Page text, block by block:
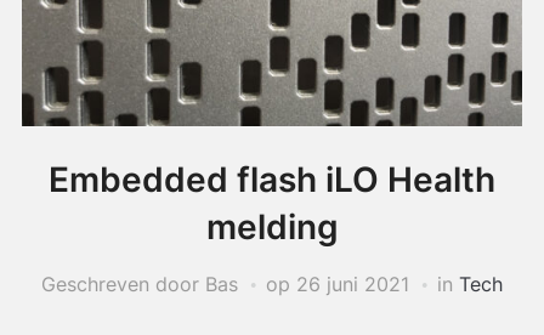
Embedded flash iLO Health
melding
Geschreven door Bas op 26 juni 2021 in Tech